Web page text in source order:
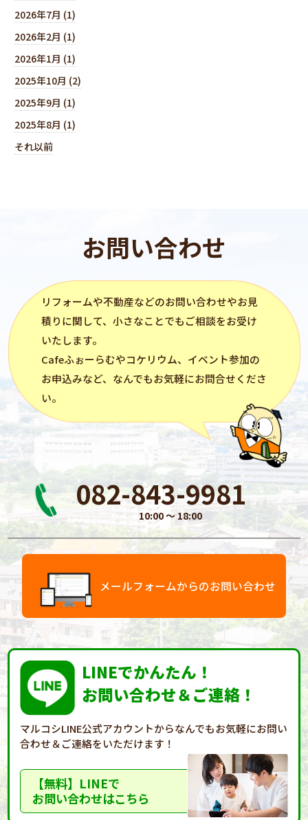
2026年7月 (1)
2026年2月 (1)
2026年1月 (1)
2025年10月 (2)
2025年9月 (1)
2025年8月 (1)
それ以前
お問い合わせ
リフォームや不動産などのお問い合わせやお見
積りに関して、小さなことでもご相談をお受け
いたします。
Cafeふぉーらむやコケリウム、イベント参加の
お申込みなど、なんでもお気軽にお問合せくださ
い。
082-843-9981
10:00 〜 18:00
メールフォームからのお問い合わせ
LINEでかんたん！
お問い合わせ＆ご連絡！
マルコシLINE公式アカウントからなんでもお気軽にお問い
合わせ＆ご連絡をいただけます！
【無料】LINEで
お問い合わせはこちら